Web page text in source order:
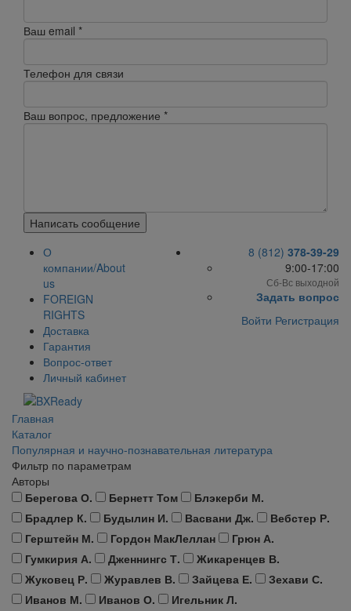
Ваш email *
Телефон для связи
Ваш вопрос, предложение *
Написать сообщение
О
компании/About
us
FOREIGN
RIGHTS
Доставка
Гарантия
Вопрос-ответ
Личный кабинет
8 (812) 378-39-29
9:00-17:00
Сб-Вс выходной
Задать вопрос
Войти Регистрация
Главная
Каталог
Популярная и научно-познавательная литература
Фильтр по параметрам
Авторы
Берегова О.
Бернетт Том
Блэкерби М.
Брадлер К.
Будылин И. Васвани Дж.
Вебстер Р.
Герштейн М.
Гордон МакЛеллан
Грюн А.
Гумкирия А.
Дженнингс Т.
Жикаренцев В.
Жуковец Р.
Журавлев В. Зайцева Е.
Зехави С.
Иванов М.
Иванов О.
Игельник Л.